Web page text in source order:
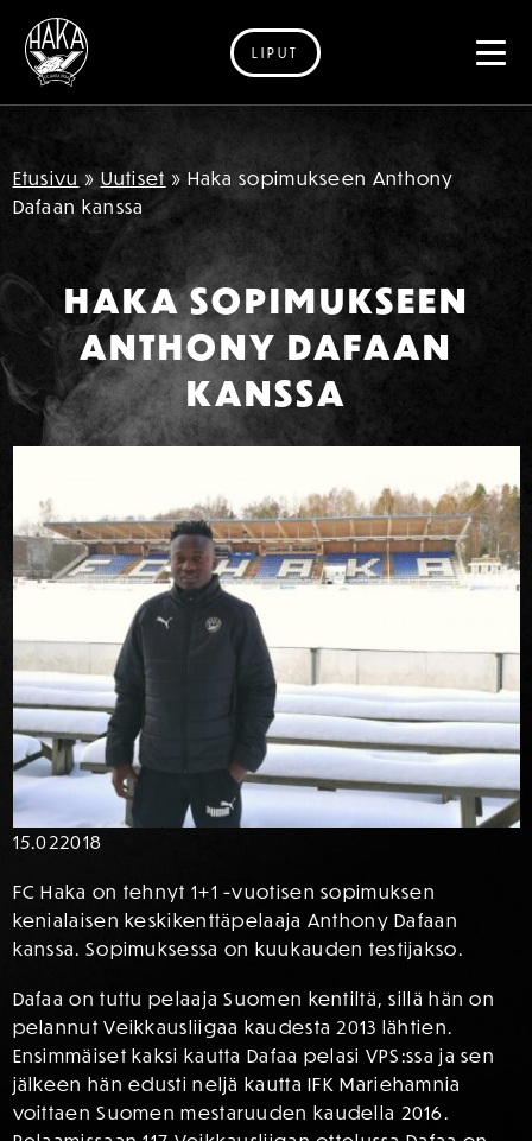
Siirry sisältöön
LIPUT
Etusivu » Uutiset » Haka sopimukseen Anthony
Dafaan kanssa
HAKA SOPIMUKSEEN
ANTHONY DAFAAN
KANSSA
15.022018
FC Haka on tehnyt 1+1 -vuotisen sopimuksen
kenialaisen keskikenttäpelaaja Anthony Dafaan
kanssa. Sopimuksessa on kuukauden testijakso.
Dafaa on tuttu pelaaja Suomen kentiltä, sillä hän on
pelannut Veikkausliigaa kaudesta 2013 lähtien.
Ensimmäiset kaksi kautta Dafaa pelasi VPS:ssa ja sen
jälkeen hän edusti neljä kautta IFK Mariehamnia
voittaen Suomen mestaruuden kaudella 2016.